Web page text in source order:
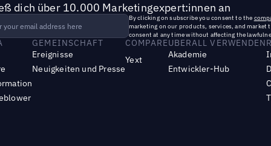
dich über 10.000 Marketingexpert:innen an
By clicking on subscribe you consent to the
marketing on our products, services, and market
consent at any time without affecting the
GEMEINSCHAFT
Ereignisse
Neuigkeiten und Presse
COMPARE
Yext
UBERALL VERWENDEN
Akademie
Entwickler-Hub